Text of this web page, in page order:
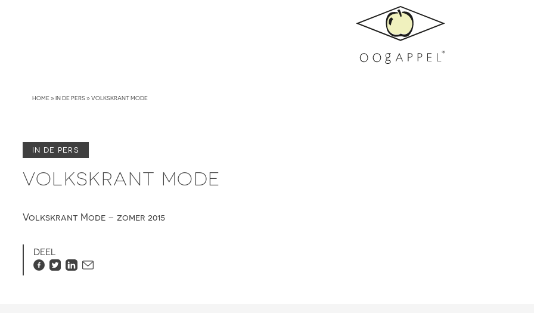
HOME»IN DE PERS»VOLKSKRANT MODE
IN DE PERS
VOLKSKRANT MODE
Volkskrant Mode – zomer 2015
DEEL